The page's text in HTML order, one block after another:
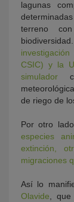
lagunas
terreno
CSIC) y la
simulador
de riego de
Por otro
especies
extinción,
migraciones
Así lo
Olavide ,